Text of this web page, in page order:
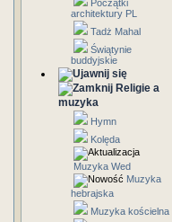
Początki
architektury PL
Tadż Mahal
Świątynie
buddyjskie
Religie a
muzyka
Hymn
Kolęda
Muzyka Wed
Muzyka
hebrajska
Muzyka kościelna